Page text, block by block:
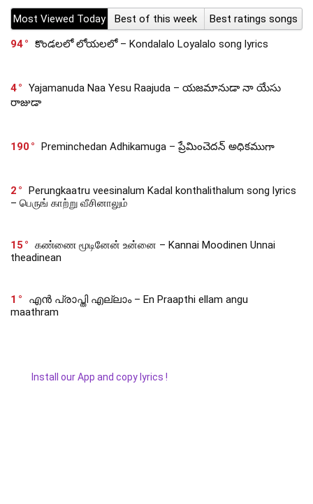
Most Viewed Today Best of this week
Best ratings songs
94
కొండలలో లోయలలో – Kondalalo Loyalalo song lyrics
4
Yajamanuda Naa Yesu Raajuda – యజమానుడా నా యేసు
రాజుడా
190 Preminchedan Adhikamuga – ప్రేమించెదన్ అధికముగా
2
Perungkaatru veesinalum Kadal konthalithalum song lyrics
– பெருங் காற்று வீசினாலும்
15
கண்ணை மூடினேன் உன்னை – Kannai Moodinen Unnai
theadinean
1
എൻ പ്രാപ്തി എല്ലാം – En Praapthi ellam angu
maathram
Install our App and copy lyrics !